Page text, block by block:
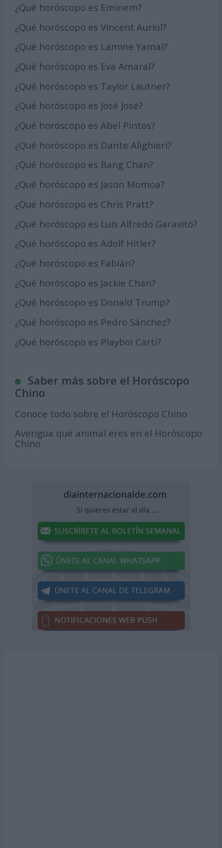
¿Qué horóscopo es Eminem?
¿Qué horóscopo es Vincent Auriol?
¿Qué horóscopo es Lamine Yamal?
¿Qué horóscopo es Eva Amaral?
¿Qué horóscopo es Taylor Lautner?
¿Qué horóscopo es José José?
¿Qué horóscopo es Abel Pintos?
¿Qué horóscopo es Dante Alighieri?
¿Qué horóscopo es Bang Chan?
¿Qué horóscopo es Jason Momoa?
¿Qué horóscopo es Chris Pratt?
¿Qué horóscopo es Luis Alfredo Garavito?
¿Qué horóscopo es Adolf Hitler?
¿Qué horóscopo es Fabián?
¿Qué horóscopo es Jackie Chan?
¿Qué horóscopo es Donald Trump?
¿Qué horóscopo es Pedro Sánchez?
¿Qué horóscopo es Playboi Carti?
Saber más sobre el Horóscopo
Chino
Conoce todo sobre el Horóscopo Chino
Averigua qué animal eres en el Horóscopo
Chino